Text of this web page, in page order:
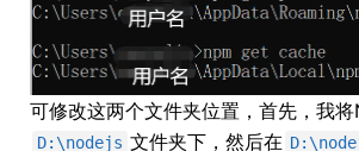
可修改这两个文件夹位置，首先，我
D:\nodejs 文件夹下，然后在